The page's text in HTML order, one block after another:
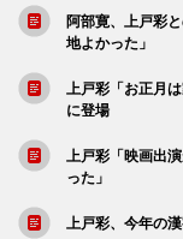
阿部寛、上戸彩
地よかった」
上戸彩「お正月
に登場
上戸彩「映画出
った」
上戸彩、今年の